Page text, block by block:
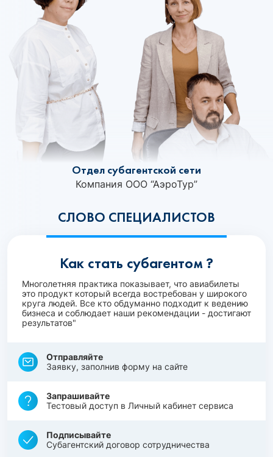
СЛОВО СПЕЦИАЛИСТОВ
Отдел субагентской сети
Компания ООО “АэроТур”
Как стать субагентом ?
Многолетняя практика показывает, что авиабилеты
это продукт который всегда востребован у широкого
круга людей. Все кто обдуманно подходит к ведению
бизнеса и соблюдает наши рекомендации - достигают
результатов"
Отправляйте
Заявку, заполнив форму на сайте
Запрашивайте
Тестовый доступ в Личный кабинет сервиса
Подписывайте
Субагентский договор сотрудничества